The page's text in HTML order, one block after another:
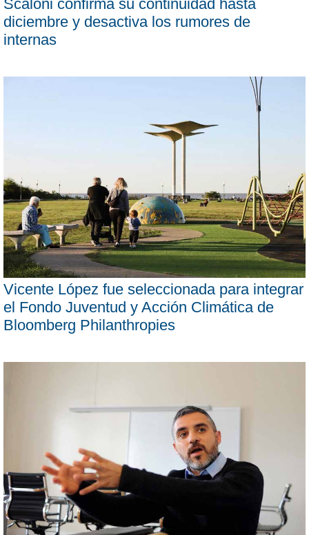
Scaloni confirma su continuidad hasta
diciembre y desactiva los rumores de
internas
Vicente López fue seleccionada para integrar
el Fondo Juventud y Acción Climática de
Bloomberg Philanthropies